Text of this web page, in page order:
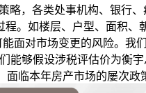
，各类处事机构、银行
。如楼层、户型、面积
面对市场变更的风险。
够假设涉税评估价为衡
临本年房产市场的屡次